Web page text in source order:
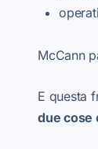
McCann
E questa
due cose